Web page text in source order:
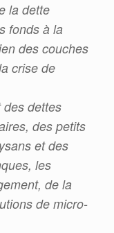
la dette
fonds à la
des couches
crise de
des dettes
des petits
et des
les
de la
de micro-